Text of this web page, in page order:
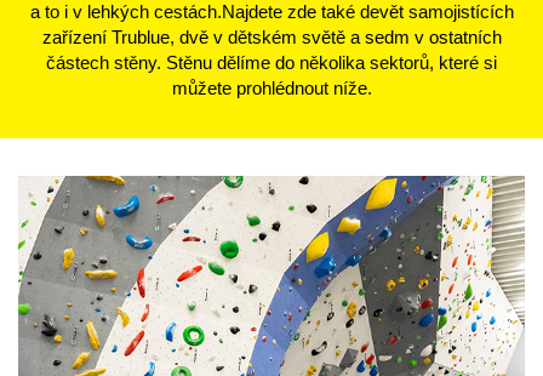
a to i v lehkých cestách.Najdete zde také devět samojistících
zařízení Trublue, dvě v dětském světě a sedm v ostatních
částech stěny. Stěnu dělíme do několika sektorů, které si
můžete prohlédnout níže.